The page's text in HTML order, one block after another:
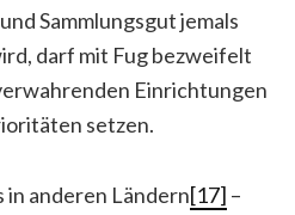
Sammlungsgut jemals
darf mit Fug bezweifelt
Einrichtungen
setzen.
in anderen Ländern[17] –